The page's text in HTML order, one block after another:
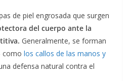
de piel engrosada que surgen
del cuerpo ante la
Generalmente, se forman
como los callos de las manos y
defensa natural contra el